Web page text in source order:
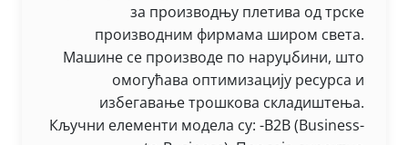
за производњу плетива од трске
производним фирмама широм света.
Машине се производе по наруџбини, што
омогућава оптимизацију ресурса и
избегавање трошкова складиштења.
Кључни елементи модела су: -B2B (Business-